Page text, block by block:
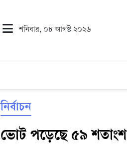
শনিবার, ০৮ আগস্ট ২০২৬
নির্বাচন
ভোট পড়েছে ৫৯ শতাংশ